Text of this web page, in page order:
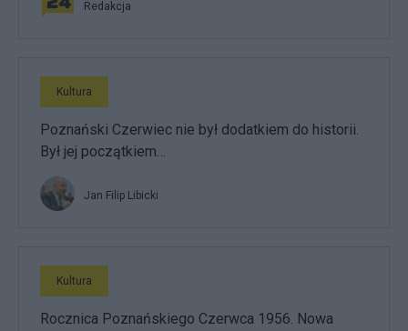
Redakcja
Kultura
Poznański Czerwiec nie był dodatkiem do historii.
Był jej początkiem…
Jan Filip Libicki
Kultura
Rocznica Poznańskiego Czerwca 1956. Nowa